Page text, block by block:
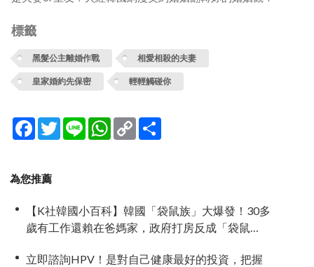
標籤
黑髮公主離婚作戰 相愛相殺的夫妻
皇家婚約先保密 輕輕觸碰你
Facebook
TwitterLine WhatsApp
Copy
Link
為您推薦
【K社韓國小百科】韓國「袋鼠族」大爆發！30多
歲有工作還賴在爸媽家，政府打房反成「袋鼠
立即諮詢HPV！是對自己健康最好的投資，把握